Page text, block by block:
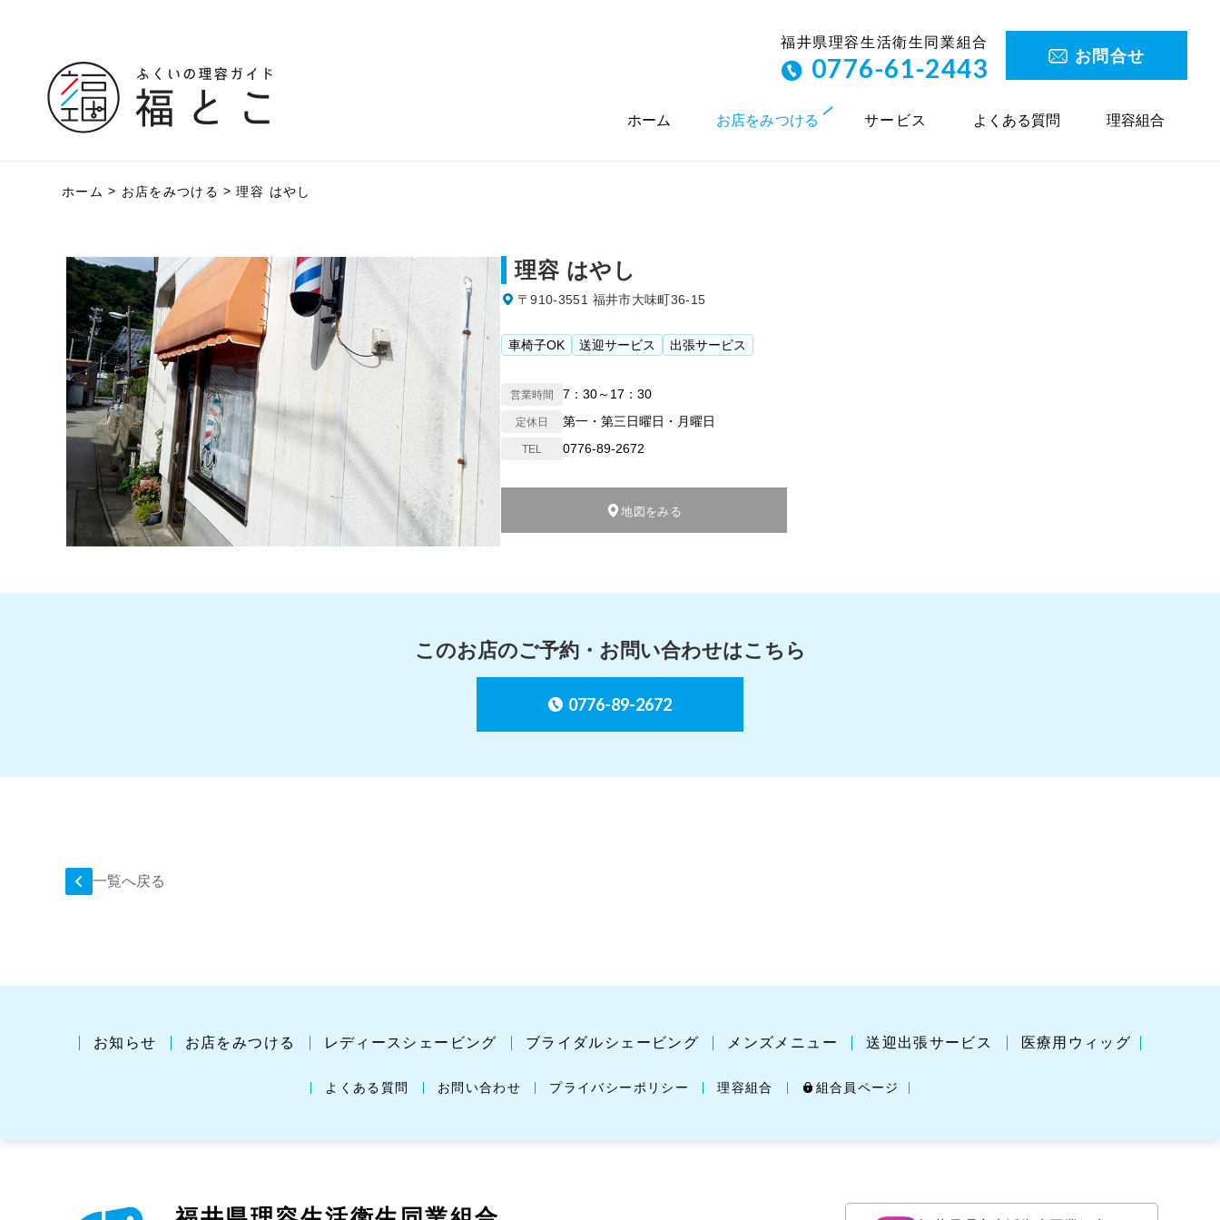
福井県理容生活衛生同業組合
0776-61-2443 お問合せ
ホーム お店をみつける サービス よくある質問 理容組合
ホーム お店をみつける 理容 はやし
理容 はやし
〒910-3551 福井市大味町36-15
車椅子OK 送迎サービス 出張サービス
営業時間 7：30～17：30
定休日 第一・第三日曜日・月曜日
TEL 0776-89-2672
地図をみる
このお店のご予約・お問い合わせはこちら
0776-89-2672
一覧へ戻る
お知らせ お店をみつける レディースシェービング ブライダルシェービング メンズメニュー 送迎出張サービス 医療用ウィッグ
よくある質問 お問い合わせ プライバシーポリシー 理容組合 組合員ページ